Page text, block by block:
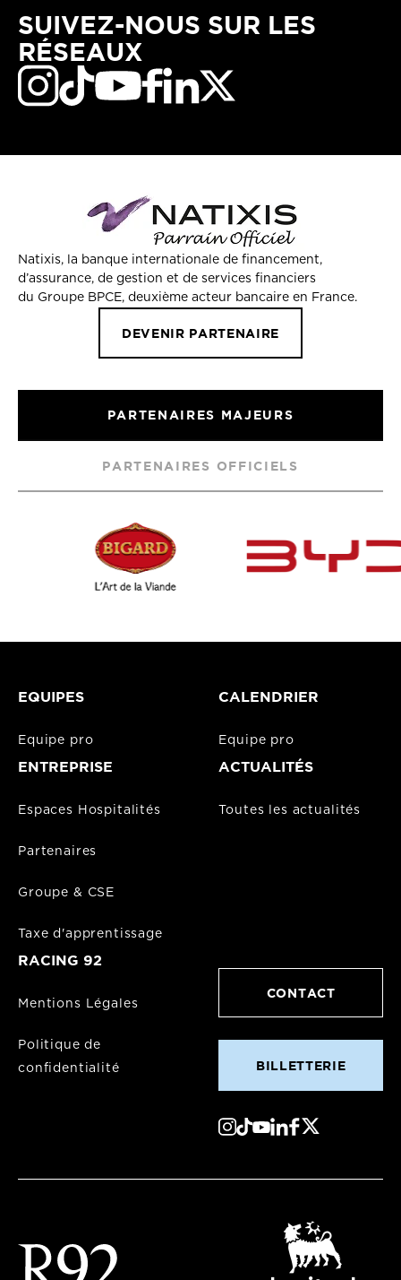
SUIVEZ-NOUS SUR LES
RÉSEAUX
Natixis, la banque internationale de financement,
d’assurance, de gestion et de services financiers
du Groupe BPCE, deuxième acteur bancaire en France.
DEVENIR PARTENAIRE
PARTENAIRES MAJEURS
PARTENAIRES OFFICIELS
EQUIPES
Equipe pro
CALENDRIER
Equipe pro
ENTREPRISE
Espaces Hospitalités
Partenaires
Groupe & CSE
Taxe d'apprentissage
ACTUALITÉS
Toutes les actualités
RACING 92
Mentions Légales
Politique de
confidentialité
CONTACT
BILLETTERIE